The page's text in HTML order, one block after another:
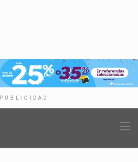
PUBLICIDAD